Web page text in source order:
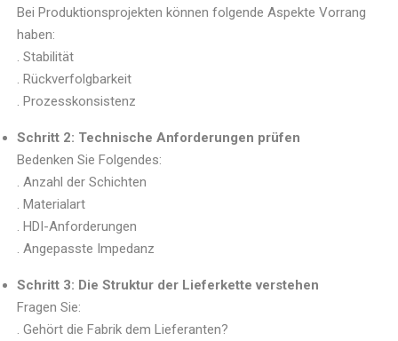
Bei Produktionsprojekten können folgende Aspekte Vorrang
haben:
. Stabilität
. Rückverfolgbarkeit
. Prozesskonsistenz
Schritt 2: Technische Anforderungen prüfen
Bedenken Sie Folgendes:
. Anzahl der Schichten
. Materialart
. HDI-Anforderungen
. Angepasste Impedanz
Schritt 3: Die Struktur der Lieferkette verstehen
Fragen Sie:
. Gehört die Fabrik dem Lieferanten?